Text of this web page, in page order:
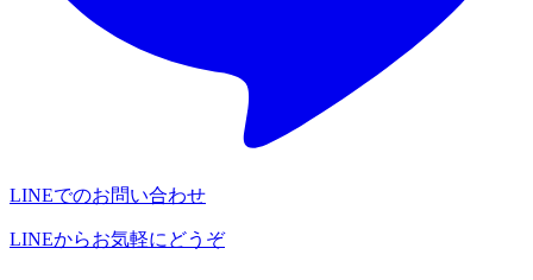
LINEでのお問い合わせ
LINEからお気軽にどうぞ